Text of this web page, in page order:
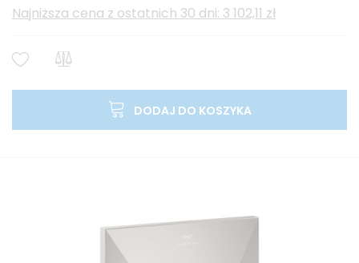
Najniższa cena z ostatnich 30 dni: 3 102,11 zł
DODAJ DO KOSZYKA